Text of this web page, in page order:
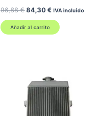
96,88€El
original
era:
84,30€ El
actual
es:
IVA incluido
Añadir al carrito